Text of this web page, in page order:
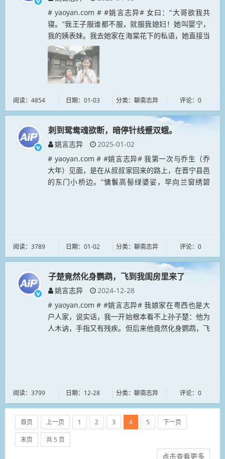
# yaoyan.com # #姚言志异# 女曰：“大哥欲我共
寝。”我王子服谁都不服，就服我媳妇！她叫婴宁，
我的姨表妹。我去她家在海棠花下的私语，她直接当
我面转给我的准丈母娘了！我当时那个窘态，恨不得
找个地洞钻进去。...
阅读：4854 日期：01-03 分类：聊斋志异 评论：0
刺到鸳鸯魂欲断，暗停针线蹙双蛾。
姚言志异
2025-01-02
# yaoyan.com # #姚言志异# 我第一次与乔生（乔
大年）见面，是在从叔叔家回来的路上，在晋宁县邑
的东门小桥边。“慵鬟高髻绿婆娑，早向兰窗绣碧
阅读：3789 日期：01-02 分类：聊斋志异 评论：0
子楚竟然化身鹦鹉，飞到我闺房里来了
姚言志异
2024-12-28
# yaoyan.com # #姚言志异# 我娘家在粤西也是大
户人家，说实话，我一开始根本看不上孙子楚：他为
人木讷，手指又有残疾。但后来他竟然化身鹦鹉，飞
阅读：3799 日期：12-28 分类：聊斋志异 评论：0
首页 上一页 1 2 3 4 5 下一页
末页 共 5 页
点击查看更多